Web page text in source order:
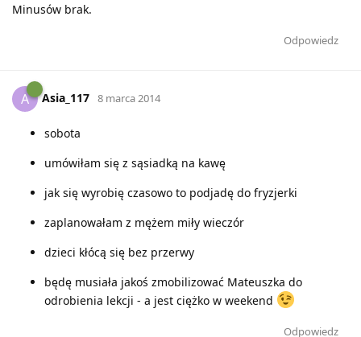
Minusów brak.
Odpowiedz
A Asia_117 8 marca 2014
sobota
umówiłam się z sąsiadką na kawę
jak się wyrobię czasowo to podjadę do fryzjerki
zaplanowałam z mężem miły wieczór
dzieci kłócą się bez przerwy
będę musiała jakoś zmobilizować Mateuszka do
odrobienia lekcji - a jest ciężko w weekend
Odpowiedz